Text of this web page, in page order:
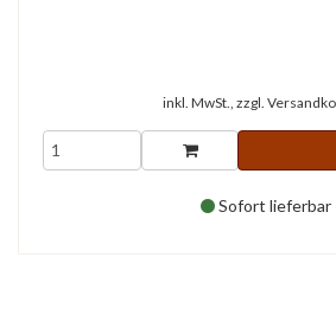
inkl. MwSt., zzgl.
Sofort lieferbar